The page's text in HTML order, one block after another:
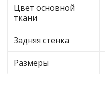
Цвет основной
ткани
Задняя стенка
Размеры